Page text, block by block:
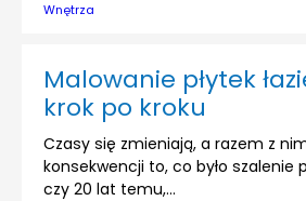
Wnętrza
Malowanie płytek
krok po kroku
Czasy się zmieniają, a razem z
konsekwencji to, co było szalenie
czy 20 lat temu,...